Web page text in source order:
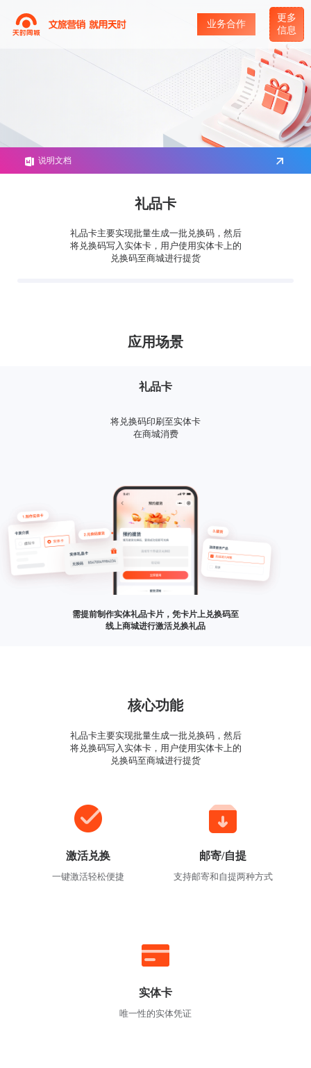
更多
信息
业务合作
说明文档
礼品卡
礼品卡主要实现批量生成一批兑换码，然后
将兑换码写入实体卡，用户使用实体卡上的
兑换码至商城进行提货
应用场景
礼品卡
将兑换码印刷至实体卡
在商城消费
需提前制作实体礼品卡片，凭卡片上兑换码至
线上商城进行激活兑换礼品
核心功能
礼品卡主要实现批量生成一批兑换码，然后
将兑换码写入实体卡，用户使用实体卡上的
兑换码至商城进行提货
激活兑换
一键激活轻松便捷
邮寄/自提
支持邮寄和自提两种方式
实体卡
唯一性的实体凭证